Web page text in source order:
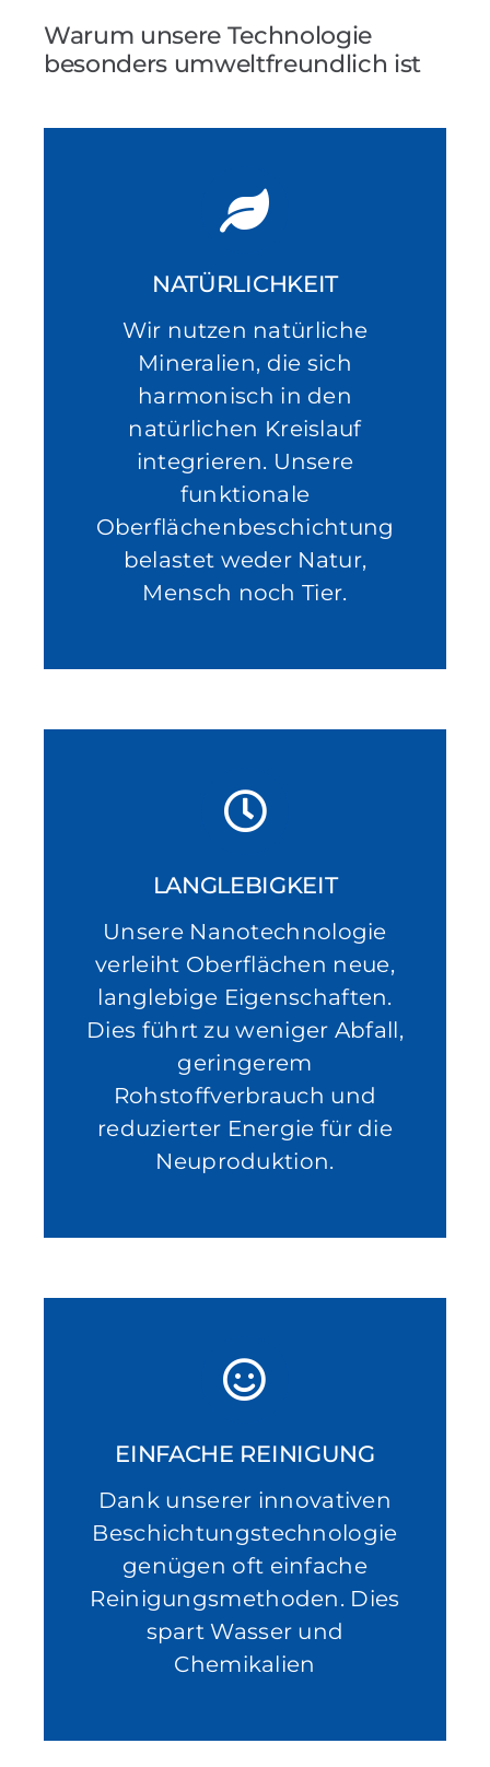
Warum unsere Technologie
besonders umweltfreundlich ist
NATÜRLICHKEIT
Wir nutzen natürliche
Mineralien, die sich
harmonisch in den
natürlichen Kreislauf
integrieren. Unsere
funktionale
Oberflächenbeschichtung
belastet weder Natur,
Mensch noch Tier.
LANGLEBIGKEIT
Unsere Nanotechnologie
verleiht Oberflächen neue,
langlebige Eigenschaften.
Dies führt zu weniger Abfall,
geringerem
Rohstoffverbrauch und
reduzierter Energie für die
Neuproduktion.
EINFACHE REINIGUNG
Dank unserer innovativen
Beschichtungstechnologie
genügen oft einfache
Reinigungsmethoden. Dies
spart Wasser und
Chemikalien